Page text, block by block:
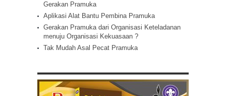
Gerakan Pramuka
Aplikasi Alat Bantu Pembina Pramuka
Gerakan Pramuka dari Organisasi Keteladanan
menuju Organisasi Kekuasaan ?
Tak Mudah Asal Pecat Pramuka